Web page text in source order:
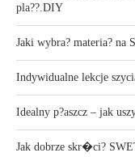
pla??.DIY
Jaki wybra? materia? na
Indywidualne lekcje
Idealny p?aszcz – jak
Jak dobrze skr�ci?